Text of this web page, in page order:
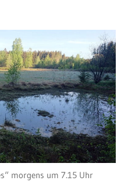
morgens um 7.15 Uhr